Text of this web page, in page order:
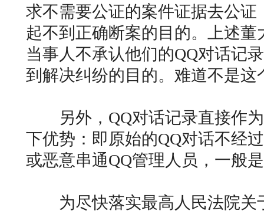
求不需要公证的案件证据去公证
起不到正确断案的目的。上述董
当事人不承认他们的QQ对话记
到解决纠纷的目的。难道不是这
另外，QQ对话记录直接作为
下优势：即原始的QQ对话不经
或恶意串通QQ管理人员，一般
为尽快落实最高人民法院关